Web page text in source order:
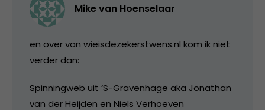
Mike van Hoenselaar
en over van wieisdezekerstwens.nl kom ik niet
verder dan:
Spinningweb uit ‘S-Gravenhage aka Jonathan
van der Heijden en Niels Verhoeven